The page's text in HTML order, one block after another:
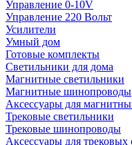
Управление 0-10V
Управление 220 Вольт
Усилители
Умный дом
Готовые комплекты
Светильники для дома
Магнитные светильники
Магнитные шинопроводы
Аксессуары для
Трековые светильники
Трековые шинопроводы
Аксессуары для трековых